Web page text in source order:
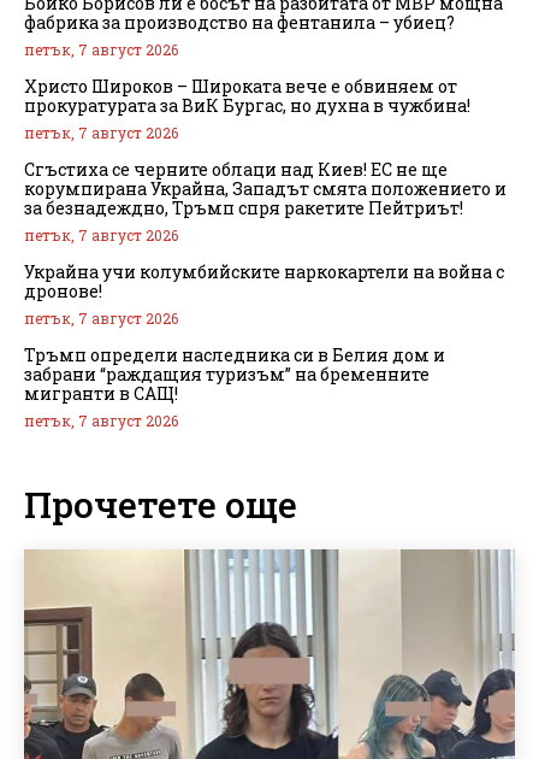
фабрика за производство на фентанила – убиец?
петък, 7 август 2026
Христо Широков – Широката вече е обвиняем от
прокуратурата за ВиК Бургас, но духна в чужбина!
петък, 7 август 2026
Сгъстиха се черните облаци над Киев! ЕС не ще
корумпирана Украйна, Западът смята положението и
за безнадеждно, Тръмп спря ракетите Пейтриът!
петък, 7 август 2026
Украйна учи колумбийските наркокартели на война с
дронове!
петък, 7 август 2026
Тръмп определи наследника си в Белия дом и
забрани “раждащия туризъм” на бременните
мигранти в САЩ!
петък, 7 август 2026
Прочетете още